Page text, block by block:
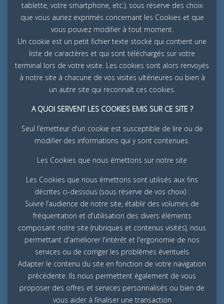
tablette, votre smartphone, etc.), sous réserve des choix
que vous auriez exprimés concernant les Cookies et que
vous pouvez modifier à tout moment.
Un cookie est un petit fichier texte stocké qui contient une
liste de caractères et qui sont téléchargés sur votre
terminal lors de votre visite. Les cookies sont alors renvoyés
à notre site à chacune de vos visites ultérieures ou bien à
un autre site qui reconnaît ces cookies.
A QUOI SERVENT LES COOKIES EMIS SUR CE SITE ?
Seul l’émetteur d'un cookie est susceptible de lire ou de
modifier des informations qui y sont contenues.
Les Cookies que nous émettons sur notre site
Les Cookies que nous émettons sont utilisés aux fins
décrites ci-dessous (sous réserve de vos choix) :
Suivre l’audience de notre site, établir des volumes de
fréquentation et d'utilisation des divers éléments
composant notre site (rubriques et contenus visités), nous
permettant d'améliorer l'intérêt et l'ergonomie de nos
services ou de corriger les problèmes éventuels
Adapter le contenu du site en fonction de votre navigation
précédente. Ils nous permettent également de vous
proposer des offres et services personnalisés ou bien de
vous aider à finaliser une transaction